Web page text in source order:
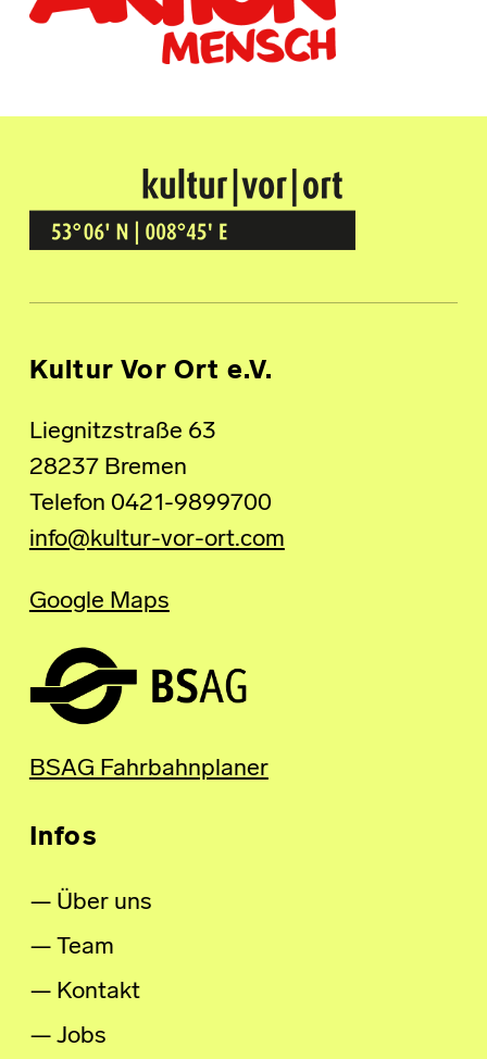
Kultur Vor Ort
BREMEN GRÖPELINGEN
Kultur Vor Ort e.V.
Liegnitzstraße 63
28237 Bremen
Telefon 0421-9899700
info@kultur-vor-ort.com
Google Maps
BSAG Fahrbahnplaner
Infos
Über uns
Team
Kontakt
Jobs